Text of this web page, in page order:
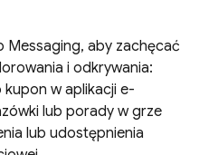
Messaging, aby zachęcać
i odkrywania:
w aplikacji e-
lub porady w grze
lub udostępnienia